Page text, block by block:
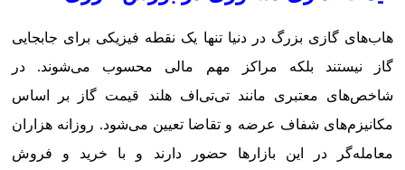
هاب‌های گازی بزرگ در دنیا تنها یک نقطه فیزیکی برای جابجایی
گاز نیستند بلکه مراکز مهم مالی محسوب می‌شوند. در
شاخص‌های معتبری مانند تی‌تی‌اف هلند قیمت گاز بر اساس
مکانیزم‌های شفاف عرضه و تقاضا تعیین می‌شود. روزانه هزاران
معامله‌گر در این بازارها حضور دارند و با خرید و فروش